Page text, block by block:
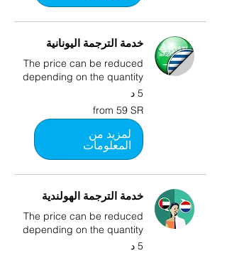
خدمة الترجمة اليونانية
The price can be reduced
depending on the quantity
5 د
from
59
SR
from 59 SR
لمزيد من
المعلومات
خدمة الترجمة الهولندية
The price can be reduced
depending on the quantity
5 د